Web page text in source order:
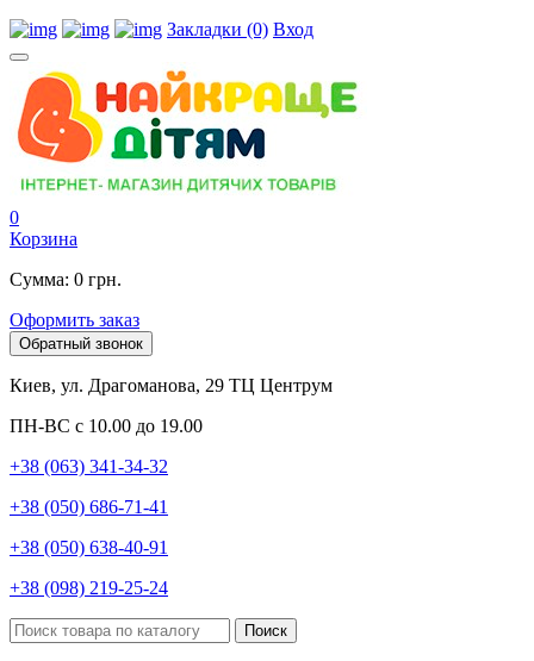
Закладки (0) Вход
0
Корзина
Сумма: 0 грн.
Оформить заказ
Обратный звонок
Киев, ул. Драгоманова, 29 ТЦ Центрум
ПН-ВС с 10.00 до 19.00
+38 (063) 341-34-32
+38 (050) 686-71-41
+38 (050) 638-40-91
+38 (098) 219-25-24
Поиск